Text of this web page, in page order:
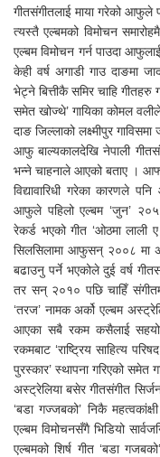
गीतसंगीतलाई माया गरेको आफुले
त्यस्तै एल्बमको विमोचन
एल्बम विमोचन गर्न पाउदा
केही वर्ष अगाडी गाउ दाङमा
भेट्ने बित्तीकै समिर चाहि
समेत खोज्थे’ गायिका कोमल
दाङ जिल्लाको लक्ष्मीपुर
आफु बाल्यकालदेखि नेपाली
भन्ने चाहनाले आएको बताए ।
विद्यावारिधी गरेका कारणले
आफुले पहिलो एल्बम ‘जुन’
रेकर्ड भएको गीत ‘ओठमा लाली
सिलसिलामा आफुसन् २००८ मा
बढाउनु पर्ने भएकोले दुई वर्ष
तर सन् २०१० पछि चाहिँ
‘तरज’ नामक अर्को एल्बम
आएका सबै रकम कसैलाई
रकमबाट ‘राष्ट्रिय साहित्य
पुरस्कार’ स्थापना गरिएको समेत
अस्ट्रेलिया बसेर गीतसंगीत
‘बडा गज्जबको’ निकै
एल्बम विमोचनसँगै भिडियो
एल्बमको शिर्ष गीत ‘बडा